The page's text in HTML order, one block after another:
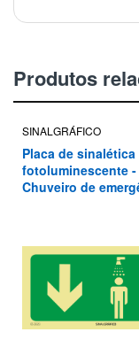
Produtos
SINALGRÁFICO
Placa de sinalética
fotoluminescente -
Chuveiro de